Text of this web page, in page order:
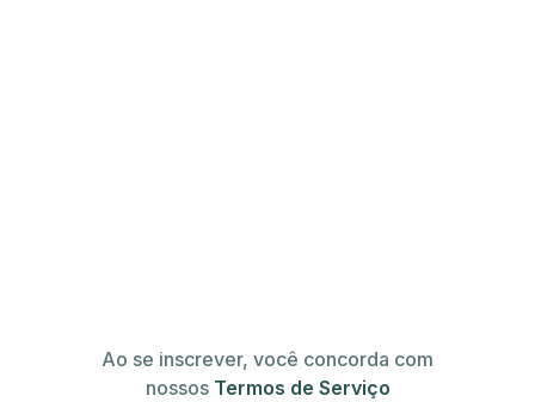
Ao se inscrever, você concorda com
nossos Termos de Serviço